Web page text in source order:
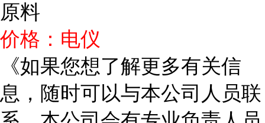
原料
价格：电仪
《如果您想了解更多有关信
息，随时可以与本公司人员联